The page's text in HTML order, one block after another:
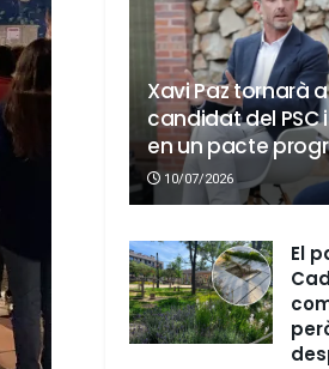
Xavi Paz tornarà
candidat del
en un pacte
10/07/2026
El